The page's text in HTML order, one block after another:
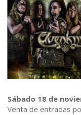
Sábado 18 de
Venta de entradas